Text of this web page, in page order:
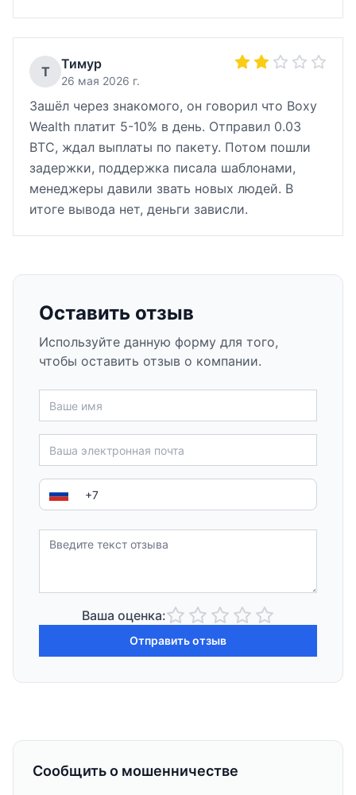
Т Тимур
26 мая 2026 г.
Зашёл через знакомого, он говорил что Boxy
Wealth платит 5-10% в день. Отправил 0.03
BTC, ждал выплаты по пакету. Потом пошли
задержки, поддержка писала шаблонами,
менеджеры давили звать новых людей. В
итоге вывода нет, деньги зависли.
Оставить отзыв
Используйте данную форму для того,
чтобы оставить отзыв о компании.
Ваша оценка:
Отправить отзыв
Сообщить о мошенничестве